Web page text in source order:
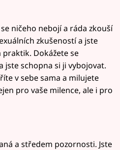
ničeho nebojí a ráda zkouší
zkušeností a jste
Dokážete se
jste schopna si ji vybojovat.
v sebe sama a milujete
pro vaše milence, ale i pro
a středem pozornosti. Jste